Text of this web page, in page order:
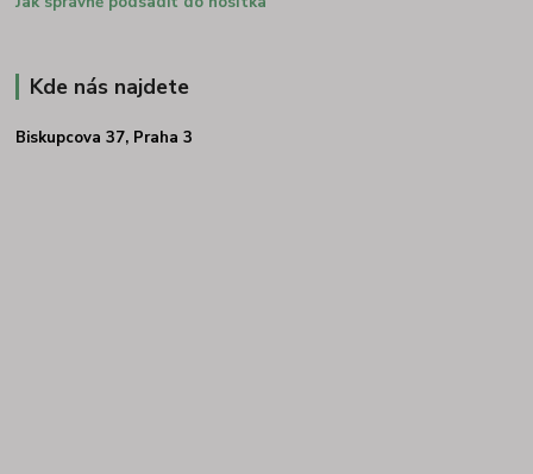
Kde nás najdete
Biskupcova 37, Praha 3